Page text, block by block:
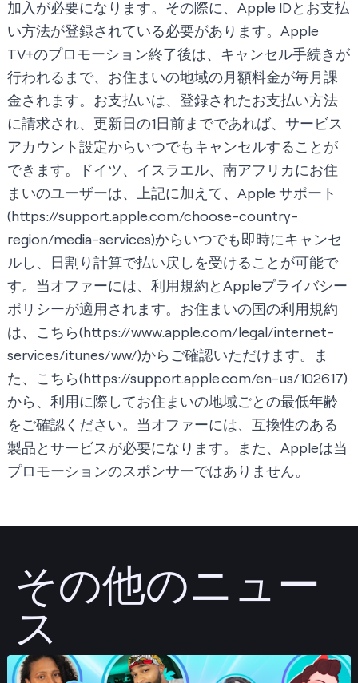
加入が必要になります。その際に、Apple IDとお支払
い方法が登録されている必要があります。Apple
TV+のプロモーション終了後は、キャンセル手続きが
行われるまで、お住まいの地域の月額料金が毎月課
金されます。お支払いは、登録されたお支払い方法
に請求され、更新日の1日前までであれば、サービス
アカウント設定からいつでもキャンセルすることが
できます。ドイツ、イスラエル、南アフリカにお住
まいのユーザーは、上記に加えて、Apple サポート
(https://support.apple.com/choose-country-
region/media-services)からいつでも即時にキャンセ
ルし、日割り計算で払い戻しを受けることが可能で
す。当オファーには、利用規約とAppleプライバシー
ポリシーが適用されます。お住まいの国の利用規約
は、こちら(https://www.apple.com/legal/internet-
services/itunes/ww/)からご確認いただけます。ま
た、こちら(https://support.apple.com/en-us/102617)
から、利用に際してお住まいの地域ごとの最低年齢
をご確認ください。当オファーには、互換性のある
製品とサービスが必要になります。また、Appleは当
プロモーションのスポンサーではありません。
その他のニュー
ス
投稿する